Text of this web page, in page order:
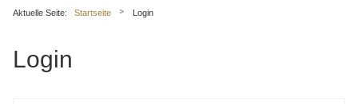
Aktuelle Seite: Startseite Login
Login